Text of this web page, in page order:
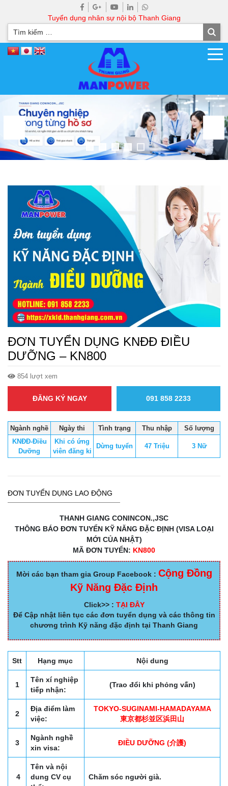
Tuyển dụng nhân sự nội bộ Thanh Giang
ĐƠN TUYỂN DỤNG KNĐĐ ĐIỀU
DƯỠNG – KN800
854 lượt xem
ĐĂNG KÝ NGAY 091 858 2233
Ngành nghề Ngày thi Tình trạng Thu nhập
Số lượng
KNĐĐ-Điều
Dưỡng
Khi có ứng
viên đăng ki
Dừng tuyển 47 Triệu 3 Nữ
ĐƠN TUYỂN DỤNG LAO ĐỘNG
THANH GIANG CONINCON.,JSC
THÔNG BÁO ĐƠN TUYỂN KỸ NĂNG ĐẶC ĐỊNH (VISA LOẠI
MỚI CỦA NHẬT)
MÃ ĐƠN TUYỂN: KN800
Mời các bạn tham gia Group Facebook : Cộng Đồng
Kỹ Năng Đặc Định
Click>> : TẠI ĐÂY
Để Cập nhật liên tục các đơn tuyển dụng và các thông tin
chương trình Kỹ năng đặc định tại Thanh Giang
Stt Hạng mục Nội dung
1
Tên xí nghiệp
tiếp nhận:
(Trao đổi khi phỏng vấn)
2
Địa điểm làm
việc:
TOKYO-SUGINAMI-HAMADAYAMA
東京都杉並区浜田山
3
Ngành nghề
xin visa:
ĐIỀU DƯỠNG (介護)
4
Tên và nội
dung CV cụ
Chăm sóc người già.